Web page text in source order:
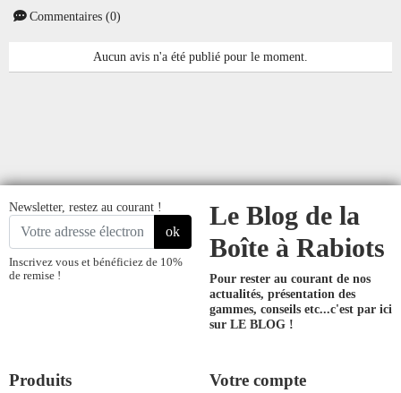
Commentaires (0)
Aucun avis n'a été publié pour le moment.
Newsletter, restez au courant !
ok
Inscrivez vous et bénéficiez de 10%
de remise !
Le Blog de la
Boîte à Rabiots
Pour rester au courant de nos
actualités, présentation des
gammes, conseils etc...c'est par ici
sur LE BLOG !
Produits Votre compte